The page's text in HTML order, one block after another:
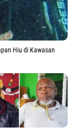
Hiu di Kawasan